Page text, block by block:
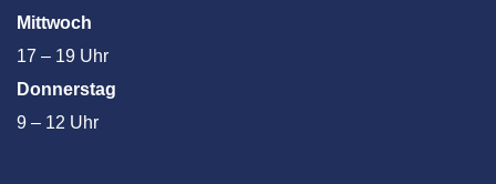
Mittwoch
17 – 19 Uhr
Donnerstag
9 – 12 Uhr